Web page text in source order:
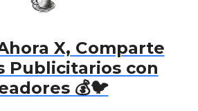
X, Comparte
Publicitarios con
💰🐦